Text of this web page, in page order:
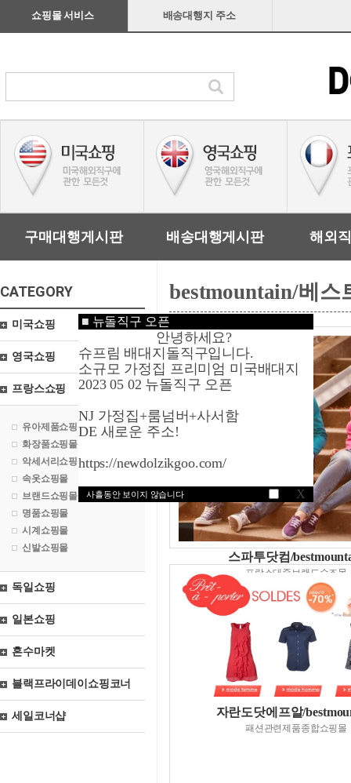
■ 뉴돌직구 오픈
안녕하세요?
슈프림 배대지돌직구입니다.
소규모 가정집 프리미엄 미국배대지
2023 05 02 뉴돌직구 오픈
NJ 가정집+룸넘버+사서함
DE 새로운 주소!
https://newdolzikgoo.com/
사흘동안 보이지 않습니다 X
쇼핑몰 서비스 배송대행지 주소
구매대행게시판 배송대행게시판 해외
CATEGORY
미국쇼핑
영국쇼핑
프랑스쇼핑
유아제품쇼핑몰
화장품쇼핑몰
악세서리쇼핑몰
속옷쇼핑몰
브랜드쇼핑몰
명품쇼핑몰
시계쇼핑몰
신발쇼핑몰
독일쇼핑
일본쇼핑
혼수마켓
블랙프라이데이쇼핑코너
세일코너샵
bestmountain/베스
스파투닷컴/
프랑스대중브랜드슈즈몰
자란도닷에프알/
패션관련제품종합쇼핑몰